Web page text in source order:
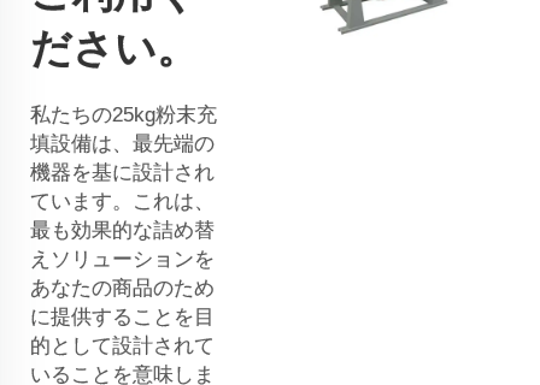
ださい。
私たちの25kg粉末充
填設備は、最先端の
機器を基に設計され
ています。これは、
最も効果的な詰め替
えソリューションを
あなたの商品のため
に提供することを目
的として設計されて
いることを意味しま